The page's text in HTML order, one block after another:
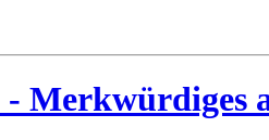
- Merkwürdiges